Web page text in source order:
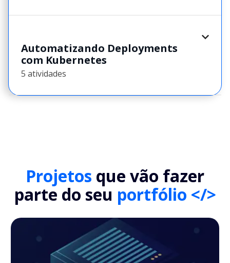
Automatizando Deployments
com Kubernetes
5 atividades
Projetos que vão fazer
parte do seu portfólio </>